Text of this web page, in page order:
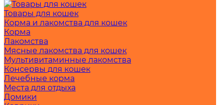
Товары для кошек
Корма и лакомства для кошек
Корма
Лакомства
Мясные лакомства для кошек
Мультивитаминные лакомства
Консервы для кошек
Лечебные корма
Места для отдыха
Домики